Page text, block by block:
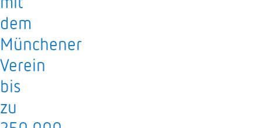
dem
Münchener
Verein
bis
zu